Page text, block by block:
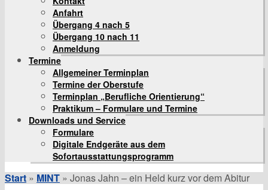
Anfahrt
Übergang 4 nach 5
Übergang 10 nach 11
Anmeldung
Termine
Allgemeiner Terminplan
Termine der Oberstufe
Terminplan „Berufliche Orientierung“
Praktikum – Formulare und Termine
Downloads und Service
Formulare
Digitale Endgeräte aus dem
Sofortausstattungsprogramm
Start » MINT » Jonas Jahn – ein Held kurz vor dem Abitur